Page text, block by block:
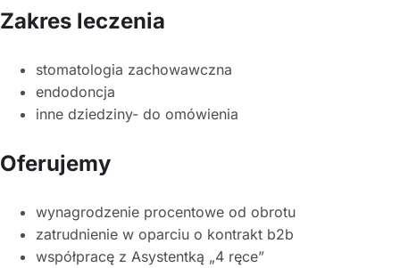
Zakres leczenia
stomatologia zachowawczna
endodoncja
inne dziedziny- do omówienia
Oferujemy
wynagrodzenie procentowe od obrotu
zatrudnienie w oparciu o kontrakt b2b
współpracę z Asystentką „4 ręce”